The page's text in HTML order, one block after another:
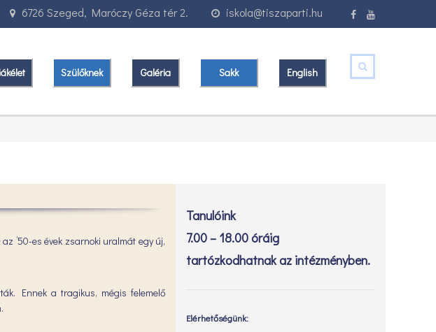
iskola@tiszaparti.hu
6726 Szeged, Maróczy Géza tér 2.
Szülőknek Galéria Sakk English
’50-es évek zsarnoki uralmát egy új,
Ennek a tragikus, mégis felemelő
Tanulóink
7.00 – 18.00 óráig
tartózkodhatnak az intézményben.
Elérhetőségünk: